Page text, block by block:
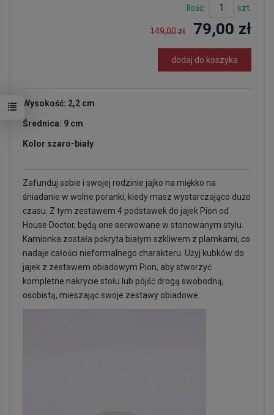
Ilość: szt.
149,00 zł 79,00 zł
dodaj do koszyka
Wysokość: 2,2 cm
Średnica: 9 cm
Kolor szaro-biały
Zafunduj sobie i swojej rodzinie jajko na miękko na
śniadanie w wolne poranki, kiedy masz wystarczająco dużo
czasu. Z tym zestawem 4 podstawek do jajek Pion od
House Doctor, będą one serwowane w stonowanym stylu.
Kamionka została pokryta białym szkliwem z plamkami, co
nadaje całości nieformalnego charakteru. Użyj kubków do
jajek z zestawem obiadowym Pion, aby stworzyć
kompletne nakrycie stołu lub pójść drogą swobodną,
osobistą, mieszając swoje zestawy obiadowe.